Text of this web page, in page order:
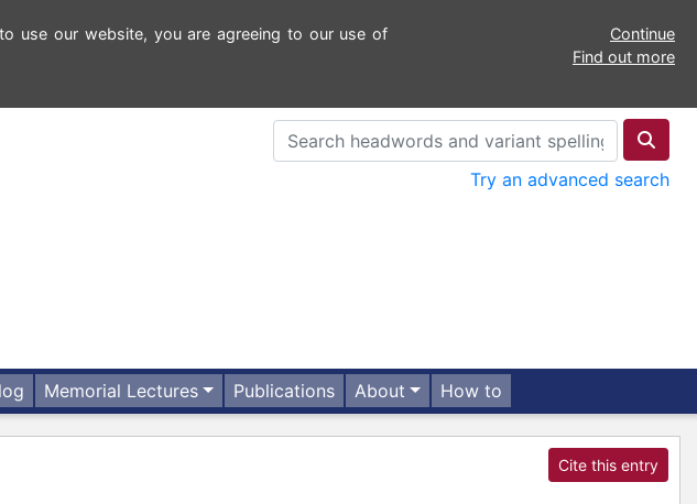
use our website, you are agreeing to our use of
Continue
Find out more
Try an advanced search
Memorial Lectures Publications About How to
Cite this entry